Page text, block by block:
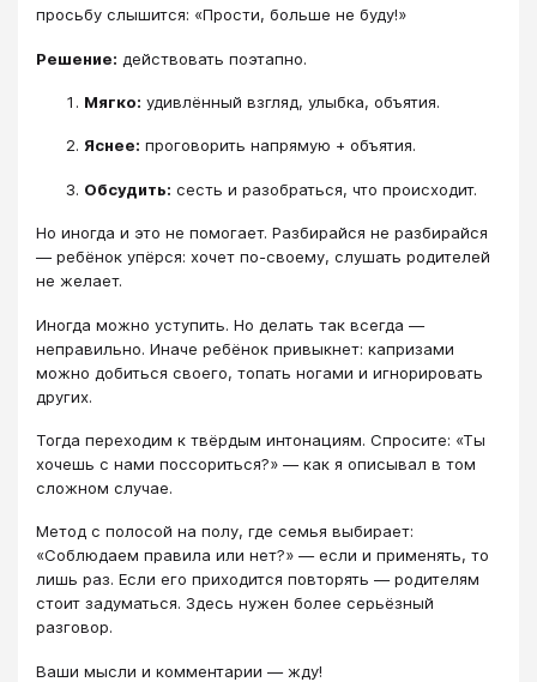
просьбу слышится: «Прости, больше не буду!»
Решение: действовать поэтапно.
Мягко: удивлённый взгляд, улыбка, объятия.
Яснее: проговорить напрямую + объятия.
Обсудить: сесть и разобраться, что происходит.
Но иногда и это не помогает. Разбирайся не разбирайся
— ребёнок упёрся: хочет по-своему, слушать родителей
не желает.
Иногда можно уступить. Но делать так всегда —
неправильно. Иначе ребёнок привыкнет: капризами
можно добиться своего, топать ногами и игнорировать
других.
Тогда переходим к твёрдым интонациям. Спросите: «Ты
хочешь с нами поссориться?» — как я описывал в том
сложном случае.
Метод с полосой на полу, где семья выбирает:
«Соблюдаем правила или нет?» — если и применять, то
лишь раз. Если его приходится повторять — родителям
стоит задуматься. Здесь нужен более серьёзный
разговор.
Ваши мысли и комментарии — жду!